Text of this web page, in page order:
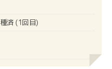
済 (1回目)